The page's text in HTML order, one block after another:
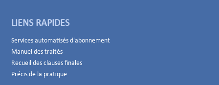
LIENS RAPIDES
Services automatisés d'abonnement
Manuel des traités
Recueil des clauses finales
Précis de la pratique